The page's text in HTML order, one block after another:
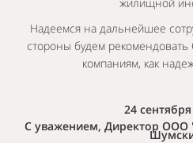
Надеемся на дальнейшее
стороны будем
компаниям, как
24
С уважением, Директор ООО